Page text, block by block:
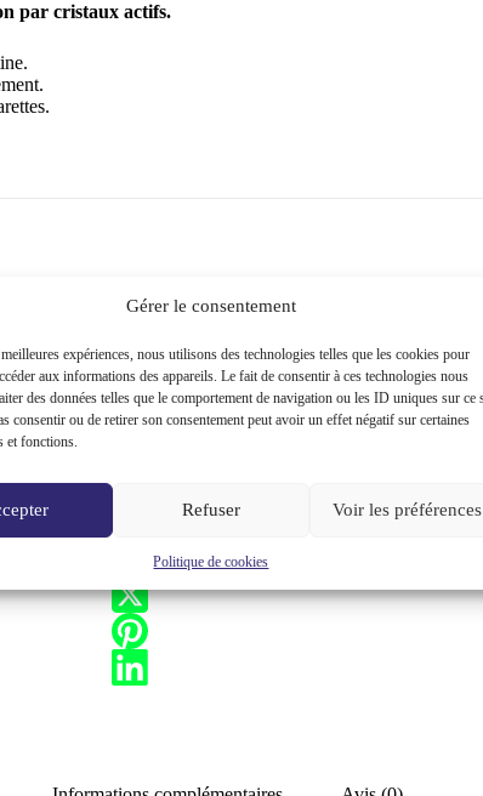
Gérer le consentement
expériences, nous utilisons des technologies telles que les cookies pour
aux informations des appareils. Le fait de consentir à ces technologies nous
des données telles que le comportement de navigation ou les ID uniques sur ce
consentir ou de retirer son consentement peut avoir un effet négatif sur certaines
et fonctions.
Refuser Voir les préférences
Politique de cookies
par cristaux actifs.
pour vos cigarettes